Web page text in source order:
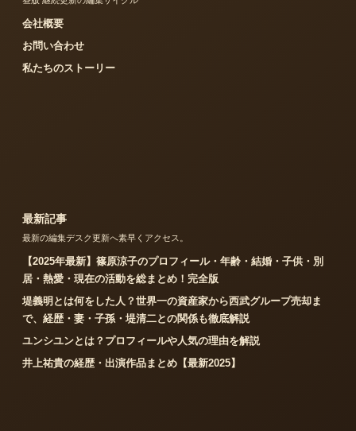
会社概要
お問い合わせ
私たちのストーリー
最新記事
最新の編集デスク更新へ素早くアクセス。
【2025年最新】篠原涼子のプロフィール・年齢・結婚・子供・別
居・熱愛・現在の活動を総まとめ！完全版
堤義明とは何をした人？世界一の資産家から西武グループ売却ま
で、経歴・妻・子孫・堤清二との関係も徹底解説
ユンシユンとは？プロフィールや人気の理由を解説
井上祐貴の経歴・出演作品まとめ【最新2025】